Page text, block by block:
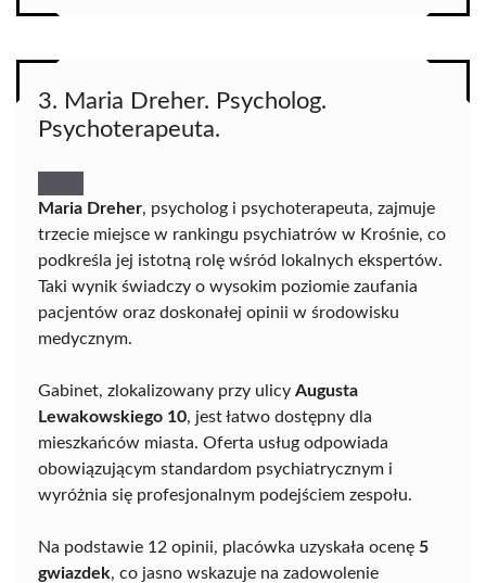
3. Maria Dreher. Psycholog.
Psychoterapeuta.
Maria Dreher, psycholog i psychoterapeuta, zajmuje
trzecie miejsce w rankingu psychiatrów w Krośnie, co
podkreśla jej istotną rolę wśród lokalnych ekspertów.
Taki wynik świadczy o wysokim poziomie zaufania
pacjentów oraz doskonałej opinii w środowisku
medycznym.
Gabinet, zlokalizowany przy ulicy Augusta
Lewakowskiego 10, jest łatwo dostępny dla
mieszkańców miasta. Oferta usług odpowiada
obowiązującym standardom psychiatrycznym i
wyróżnia się profesjonalnym podejściem zespołu.
Na podstawie 12 opinii, placówka uzyskała ocenę 5
gwiazdek, co jasno wskazuje na zadowolenie